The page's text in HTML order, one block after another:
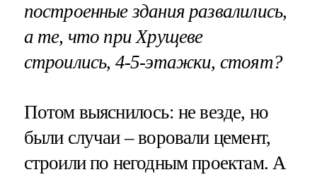
построенные здания развалились,
а те, что при Хрущеве
строились, 4-5-этажки, стоят?
Потом выяснилось: не везде, но
были случаи – воровали цемент,
строили по негодным проектам. А